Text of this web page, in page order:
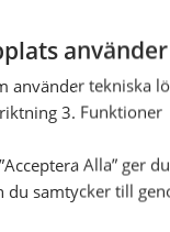
arrangerad
använder tekniska
3. Funktioner
Alla” ger
du samtycker till